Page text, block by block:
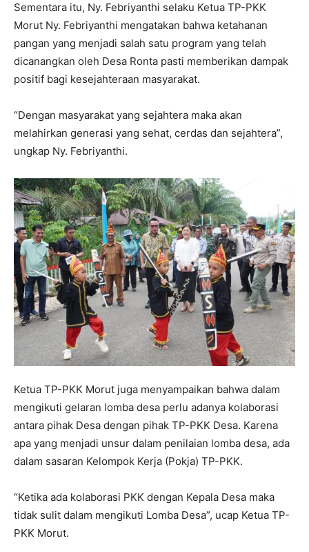
Sementara itu, Ny. Febriyanthi selaku Ketua TP-PKK
Morut Ny. Febriyanthi mengatakan bahwa ketahanan
pangan yang menjadi salah satu program yang telah
dicanangkan oleh Desa Ronta pasti memberikan dampak
positif bagi kesejahteraan masyarakat.
“Dengan masyarakat yang sejahtera maka akan
melahirkan generasi yang sehat, cerdas dan sejahtera”,
ungkap Ny. Febriyanthi.
Ketua TP-PKK Morut juga menyampaikan bahwa dalam
mengikuti gelaran lomba desa perlu adanya kolaborasi
antara pihak Desa dengan pihak TP-PKK Desa. Karena
apa yang menjadi unsur dalam penilaian lomba desa, ada
dalam sasaran Kelompok Kerja (Pokja) TP-PKK.
“Ketika ada kolaborasi PKK dengan Kepala Desa maka
tidak sulit dalam mengikuti Lomba Desa”, ucap Ketua TP-
PKK Morut.